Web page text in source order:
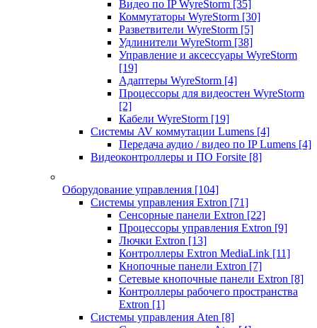
Видео по IP WyreStorm [35]
Коммутаторы WyreStorm [30]
Разветвители WyreStorm [5]
Удлинители WyreStorm [38]
Управление и аксессуары WyreStorm
[19]
Адаптеры WyreStorm [4]
Процессоры для видеостен WyreStorm
[2]
Кабели WyreStorm [19]
Системы AV коммутации Lumens [4]
Передача аудио / видео по IP Lumens [4]
Видеоконтроллеры и ПО Forsite [8]
Оборудование управления [104]
Системы управления Extron [71]
Сенсорные панели Extron [22]
Процессоры управления Extron [9]
Лючки Extron [13]
Контроллеры Extron MediaLink [11]
Кнопочные панели Extron [7]
Сетевые кнопочные панели Extron [8]
Контроллеры рабочего пространства
Extron [1]
Системы управления Aten [8]